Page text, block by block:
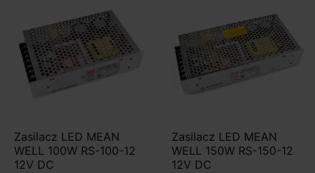
Zasilacz LED MEAN
WELL 100W RS-100-12
12V DC
Zasilacz LED MEAN
WELL 150W RS-150-12
12V DC